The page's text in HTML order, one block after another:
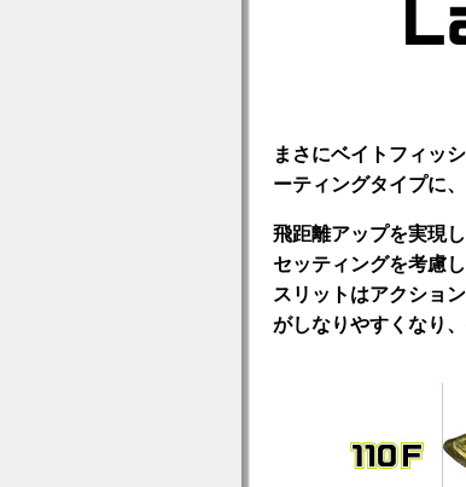
まさにベイトフィッ
ーティングタイプに
飛距離アップを実現
セッティングを考慮
スリットはアクショ
がしなりやすくなり